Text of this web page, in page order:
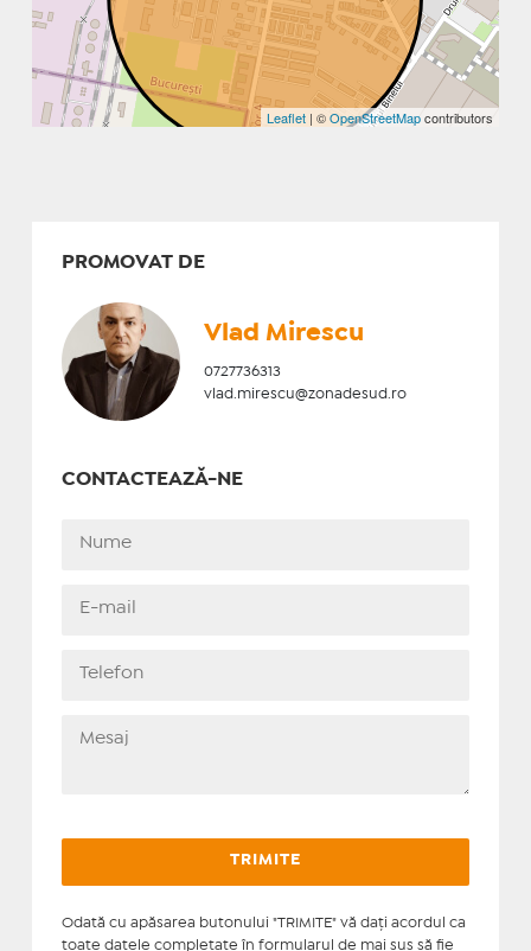
Leaflet | ©OpenStreetMapcontributors
PROMOVAT DE
Vlad Mirescu
0727736313
vlad.mirescu@zonadesud.ro
CONTACTEAZĂ-NE
Odată cu apăsarea butonului "TRIMITE" vă daţi acordul ca
toate datele completate în formularul de mai sus să fie